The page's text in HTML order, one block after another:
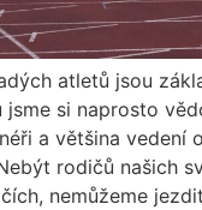
atletů jsou
si naprosto
a většina vedení
rodičů našich
nemůžeme